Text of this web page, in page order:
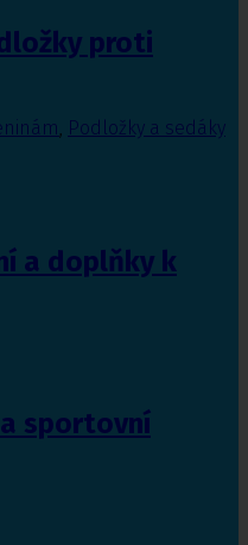
proti
, Podložky a sedáky
a doplňky k
sportovní